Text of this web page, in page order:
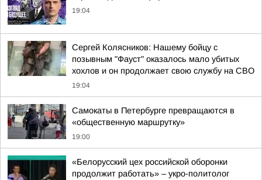
19:04
Сергей Колясников: Нашему бойцу с
позывным "Фауст" оказалось мало убитых
хохлов и он продолжает свою службу на СВО
19:04
Самокаты в Петербурге превращаются в
«общественную маршрутку»
19:00
«Белорусский цех российской оборонки
продолжит работать» – укро-политолог